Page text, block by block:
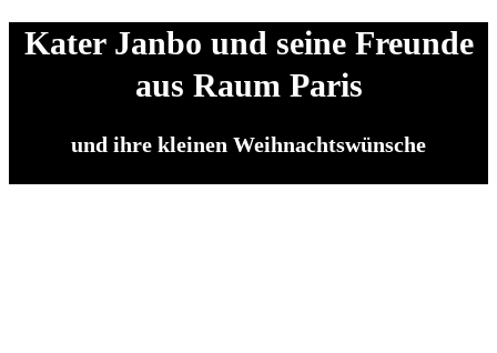
Kater Janbo und seine Freunde
aus Raum Paris
und ihre kleinen Weihnachtswünsche